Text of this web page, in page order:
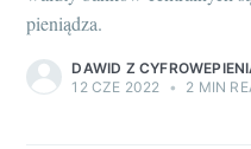
pieniądza.
DAWID Z
12 CZE 2022 • 2 MIN